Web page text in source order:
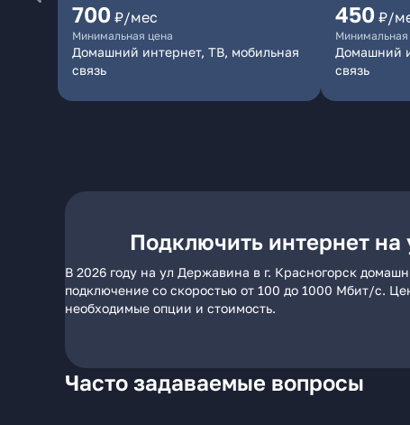
700 ₽/мес
Минимальная цена
Домашний интернет, ТВ, мобильная
связь
450 ₽/
Минимальная
Домашний
связь
Подключить интернет
В 2026 году на ул Державина в г. Красногорск
подключение со скоростью от 100 до 1000 Мбит/с.
необходимые опции и стоимость.
Часто задаваемые вопросы